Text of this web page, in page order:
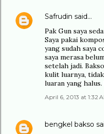
Safrudin said…
Pak Gun saya
Saya pakai
yang sudah saya
saya merasa
setelah jadi.
kulit luarnya,
luaran yang halus.
April 6, 2013 at 1:32
bengkel bakso